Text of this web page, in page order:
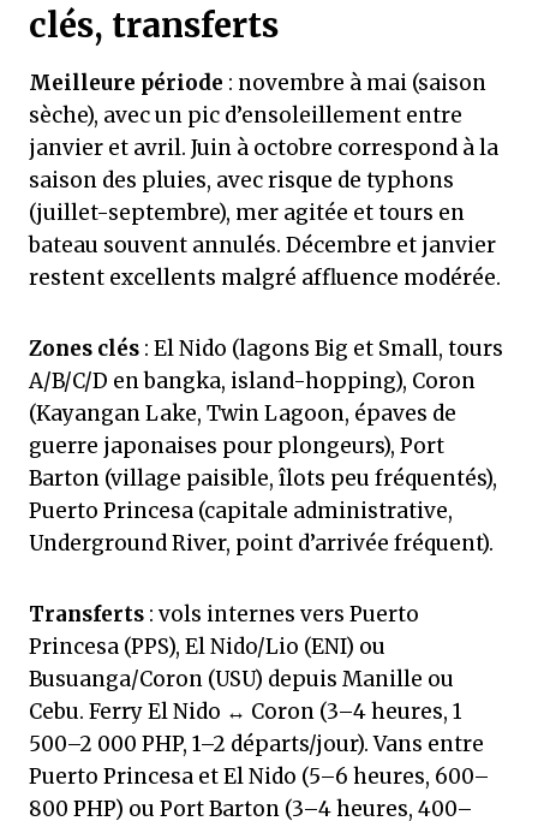
clés, transferts
Meilleure période : novembre à mai (saison
sèche), avec un pic d’ensoleillement entre
janvier et avril. Juin à octobre correspond à la
saison des pluies, avec risque de typhons
(juillet-septembre), mer agitée et tours en
bateau souvent annulés. Décembre et janvier
restent excellents malgré affluence modérée.
Zones clés : El Nido (lagons Big et Small, tours
A/B/C/D en bangka, island-hopping), Coron
(Kayangan Lake, Twin Lagoon, épaves de
guerre japonaises pour plongeurs), Port
Barton (village paisible, îlots peu fréquentés),
Puerto Princesa (capitale administrative,
Underground River, point d’arrivée fréquent).
Transferts : vols internes vers Puerto
Princesa (PPS), El Nido/Lio (ENI) ou
Busuanga/Coron (USU) depuis Manille ou
Cebu. Ferry El Nido ↔ Coron (3–4 heures, 1
500–2 000 PHP, 1–2 départs/jour). Vans entre
Puerto Princesa et El Nido (5–6 heures, 600–
800 PHP) ou Port Barton (3–4 heures, 400–